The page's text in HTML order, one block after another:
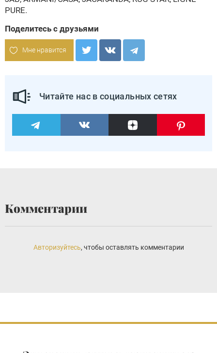
PURE.
Поделитесь с друзьями
Мне нравится
Читайте нас в социальных сетях
Комментарии
Авторизуйтесь, чтобы оставлять комментарии